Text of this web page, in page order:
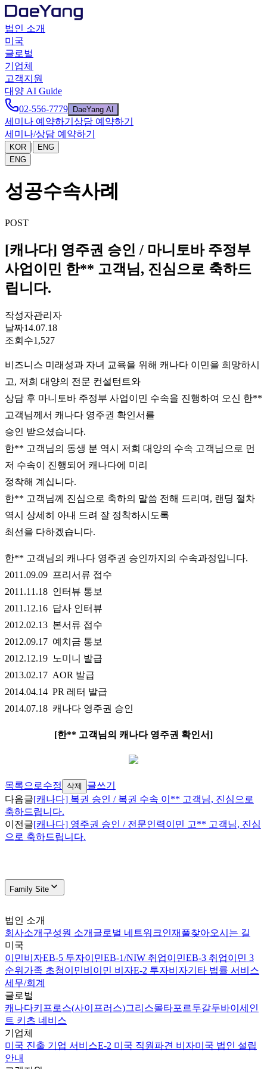
법인 소개
미국
글로벌
기업체
고객지원
대양 AI Guide
02-556-7779
DaeYang AI
세미나 예약하기 상담 예약하기
세미나/상담 예약하기
KOR |
ENG
ENG
성공수속사례
POST
[캐나다] 영주권 승인 / 마니토바 주정부
사업이민 한** 고객님, 진심으로 축하드
립니다.
작성자관리자
날짜14.07.18
조회수1,527
비즈니스 미래성과 자녀 교육을 위해 캐나다 이민을 희망하시
고, 저희 대양의 전문 컨설턴트와
상담 후 마니토바 주정부 사업이민 수속을 진행하여 오신 한**
고객님께서 캐나다 영주권 확인서를
승인 받으셨습니다.
한** 고객님의 동생 분 역시 저희 대양의 수속 고객님으로 먼
저 수속이 진행되어 캐나다에 미리
정착해 계십니다.
한** 고객님께 진심으로 축하의 말씀 전해 드리며, 랜딩 절차
역시 상세히 아내 드려 잘 정착하시도록
최선을 다하겠습니다.
한** 고객님의 캐나다 영주권 승인까지의 수속과정입니다.
2011.09.09 프리서류 접수
2011.11.18 인터뷰 통보
2011.12.16 답사 인터뷰
2012.02.13 본서류 접수
2012.09.17 예치금 통보
2012.12.19 노미니 발급
2013.02.17 AOR 발급
2014.04.14 PR 레터 발급
2014.07.18 캐나다 영주권 승인
[한** 고객님의 캐나다 영주권 확인서]
목록으로수정 삭제
글쓰기
다음글[캐나다] 복권 승인 / 복권 수속 이** 고객님, 진심으로
축하드립니다.
이전글[캐나다] 영주권 승인 / 전문인력이민 고** 고객님, 진심
으로 축하드립니다.
Family Site
법인 소개
회사소개 구성원 소개 글로벌 네트워크인재풀찾아오시는 길
미국
이민비자EB-5 투자이민EB-1/NIW 취업이민EB-3 취업이민 3
순위 가족 초청이민비이민 비자E-2 투자비자기타 법률 서비스
세무/회계
글로벌
캐나다키프로스(사이프러스)그리스몰타포르투갈두바이 세인
트 키츠 네비스
기업체
미국 진출 기업 서비스E-2 미국 직원파견 비자미국 법인 설립
안내